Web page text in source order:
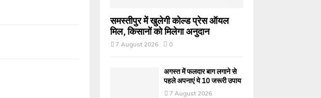
समस्तीपुर में खुलेगी कोल्ड प्रेस ऑयल
मिल, किसानों को मिलेगा अनुदान
7 August 2026 0
अगस्त में फलदार बाग लगाने से
पहले अपनाएं ये 10 जरूरी उपाय
7 August 2026